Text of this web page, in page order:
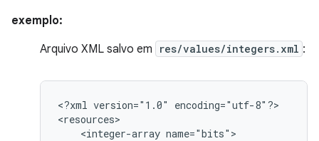
exemplo:
Arquivo XML salvo em
res/values/integers.xml :
<?xml version="1.0"
encoding="utf-8"?>
<integer-array